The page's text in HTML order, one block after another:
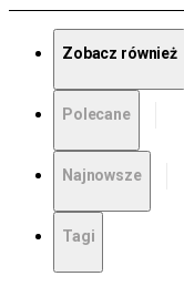
Zobacz również
Polecane
Najnowsze
Tagi